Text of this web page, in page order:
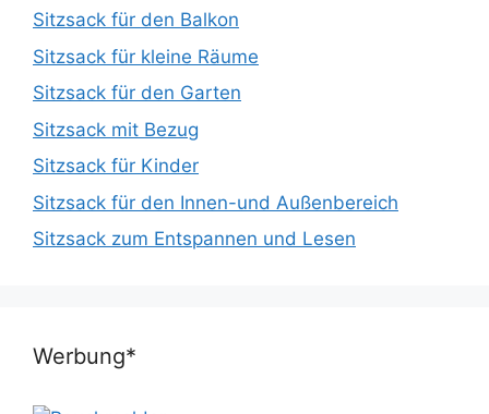
Sitzsack für den Balkon
Sitzsack für kleine Räume
Sitzsack für den Garten
Sitzsack mit Bezug
Sitzsack für Kinder
Sitzsack für den Innen-und Außenbereich
Sitzsack zum Entspannen und Lesen
Werbung*